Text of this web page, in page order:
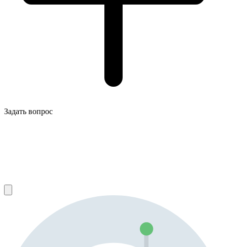
Задать вопрос